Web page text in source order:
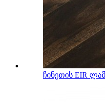
ჩინეთის EIR